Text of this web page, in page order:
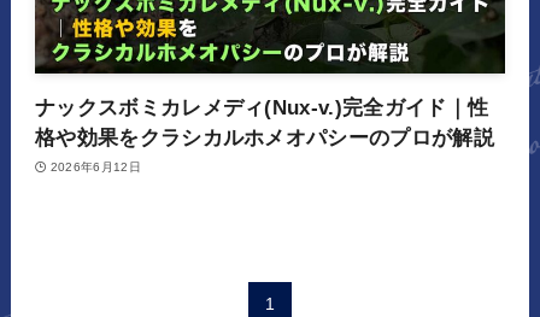
ナックスボミカレメディ(Nux-v.)完全ガイド｜性
格や効果をクラシカルホメオパシーのプロが解説
2026年6月12日
1